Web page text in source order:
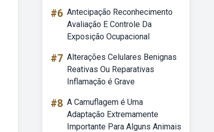
#6 Antecipação Reconhecimento
Avaliação E Controle Da
Exposição Ocupacional
#7 Alterações Celulares Benignas
Reativas Ou Reparativas
Inflamação é Grave
#8 A Camuflagem é Uma
Adaptação Extremamente
Importante Para Alguns Animais